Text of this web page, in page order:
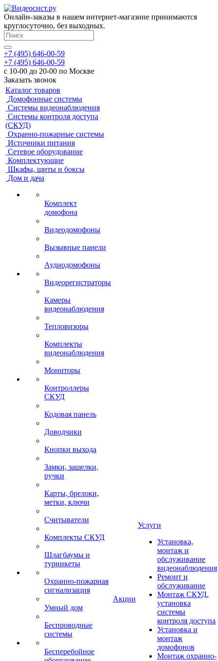
Онлайн-заказы в нашем интернет-магазине принимаются
круглосуточно, без выходных.
+7 (495) 646-00-59
+7 (495) 646-00-59
с 10-00 до 20-00 по Москве
Заказать звонок
Каталог товаров
Домофонные системы
Системы видеонаблюдения
Системы контроля доступа
(СКУД)
Охранно-пожарные системы
Источники питания
Сетевое оборудование
Комплектующие
Шкафы, щиты и боксы
Дом и дача
Комплект
домофона
Видеодомофоны
Вызывные панели
Аудиодомофоны
Видеорегистраторы
Камеры
видеонаблюдения
Тепловизоры
Комплекты
видеонаблюдения
Мониторы
Контроллеры
СКУД
Кодовая панель
Доводчики
Кнопки выхода
Замки, защелки,
ручки
Карты, брелоки,
метки, ключи
Считыватели
Комплекты СКУД
Шлагбаумы и
турникеты
Охранно-пожарная
сигнализация
Умный дом
Беспроводные
системы
Бесперебойное
Акции
Услуги
Установка,
монтаж и
обслуживание
видеонаблюдения
Ремонт и
обслуживание
Монтаж СКУД,
установка
системы
контроля доступа
Установка и
монтаж
домофонов
Монтаж охранно-